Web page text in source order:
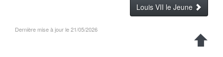
Louis VII le Jeune
Dernière mise à jour le 21/05/2026